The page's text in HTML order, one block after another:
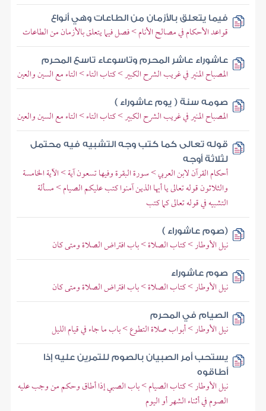
فيما يتعلق بالأزمان من الطاعات وهي أنواع
قواعد الأحكام في مصالح الأنام > فصل فيما يتعلق بالأزمان من الطاعات
عاشوراء عاشر المحرم وتاسوعاء تاسع المحرم
المصباح المنير في غريب الشرح الكبير > كتاب التاء > التاء مع السين والعين
صومه سنة ( يوم عاشوراء )
المصباح المنير في غريب الشرح الكبير > كتاب التاء > التاء مع السين والعين
قوله تعالى كما كتب وجه التشبيه فيه محتمل
لثلاثة أوجه
أحكام القرآن لابن العربي > سورة البقرة وفيها تسعون آية > الآية الخامسة
والثلاثون قوله تعالى يا أيها الذين آمنوا كتب عليكم الصيام > مسألة
التشبيه في قوله تعالى كما كتب
(صوم عاشوراء )
نيل الأوطار > كتاب الصلاة > باب افتراض الصلاة ومتى كان
صوم عاشوراء
نيل الأوطار > كتاب الصلاة > باب افتراض الصلاة ومتى كان
الصيام في المحرم
نيل الأوطار > أبواب صلاة التطوع > باب ما جاء في قيام الليل
يستحب أمر الصبيان بالصوم للتمرين عليه إذا
أطاقوه
نيل الأوطار > كتاب الصيام > باب الصبي إذا أطاق وحكم من وجب عليه
الصوم في أثناء الشهر أو اليوم